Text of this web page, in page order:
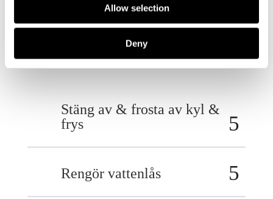
Allow selection
Deny
Vad du behöver göra
Stäng av & frosta av kyl &
frys
Rengör vattenlås